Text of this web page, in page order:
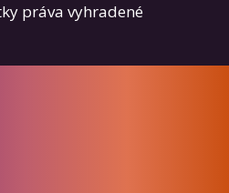
práva vyhradené